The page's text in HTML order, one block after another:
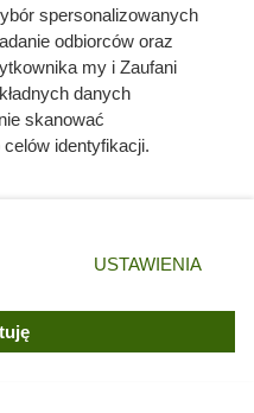
spersonalizowanych
odbiorców oraz
my i Zaufani
danych
skanować
identyfikacji.
ustawień prywatności
rogu strony. Niektóre
się takiemu
miały zastosowania tylko
USTAWIENIA